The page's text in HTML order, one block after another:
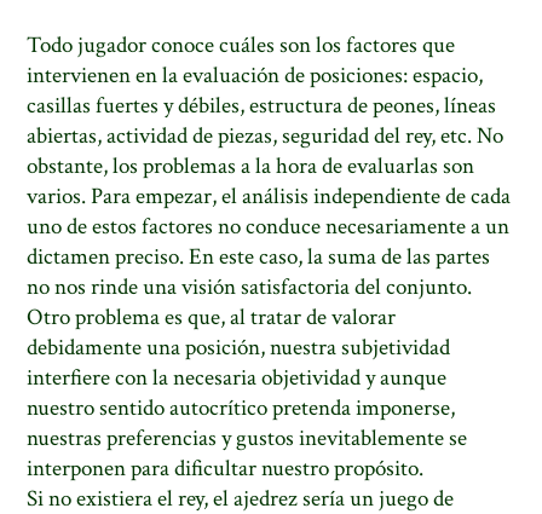
Todo jugador conoce cuáles son los factores que
intervienen en la evaluación de posiciones: espacio,
casillas fuertes y débiles, estructura de peones, líneas
abiertas, actividad de piezas, seguridad del rey, etc. No
obstante, los problemas a la hora de evaluarlas son
varios. Para empezar, el análisis independiente de cada
uno de estos factores no conduce necesariamente a un
dictamen preciso. En este caso, la suma de las partes
no nos rinde una visión satisfactoria del conjunto.
Otro problema es que, al tratar de valorar
debidamente una posición, nuestra subjetividad
interfiere con la necesaria objetividad y aunque
nuestro sentido autocrítico pretenda imponerse,
nuestras preferencias y gustos inevitablemente se
interponen para dificultar nuestro propósito.
Si no existiera el rey, el ajedrez sería un juego de